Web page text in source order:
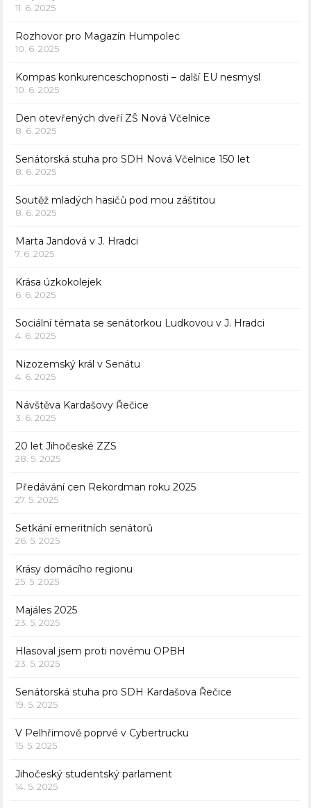
11. 6. 2025
Rozhovor pro Magazín Humpolec
10. 6. 2025
Kompas konkurenceschopnosti – další EU nesmysl
10. 6. 2025
Den otevřených dveří ZŠ Nová Včelnice
8. 6. 2025
Senátorská stuha pro SDH Nová Včelnice 150 let
8. 6. 2025
Soutěž mladých hasičů pod mou záštitou
8. 6. 2025
Marta Jandová v J. Hradci
7. 6. 2025
Krása úzkokolejek
6. 6. 2025
Sociální témata se senátorkou Ludkovou v J. Hradci
4. 6. 2025
Nizozemský král v Senátu
4. 6. 2025
Návštěva Kardašovy Řečice
3. 6. 2025
20 let Jihočeské ZZS
28. 5. 2025
Předávání cen Rekordman roku 2025
27. 5. 2025
Setkání emeritních senátorů
26. 5. 2025
Krásy domácího regionu
25. 5. 2025
Majáles 2025
23. 5. 2025
Hlasoval jsem proti novému OPBH
23. 5. 2025
Senátorská stuha pro SDH Kardašova Řečice
19. 5. 2025
V Pelhřimově poprvé v Cybertrucku
15. 5. 2025
Jihočeský studentský parlament
14. 5. 2025